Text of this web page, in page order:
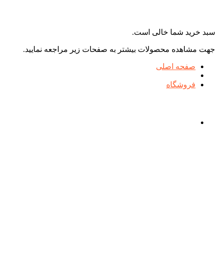
سبد خرید شما خالی است.
جهت مشاهده محصولات بیشتر به صفحات زیر مراجعه نمایید.
صفحه اصلی
فروشگاه